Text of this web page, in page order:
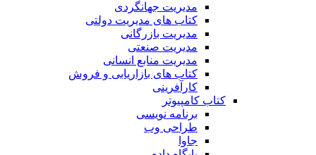
مدیریت جهانگردی
کتاب های مدیریت دولتی
مدیریت بازرگانی
مدیریت صنعتی
مدیریت منابع انسانی
کتاب های بازاریابی و فروش
کارآفرینی
کتاب کامپیوتر
برنامه نویسی
طراحی وب
جاوا